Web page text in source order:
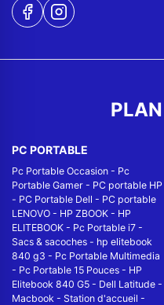
PC PORTABLE
Pc Portable Occasion - Pc
Portable Gamer - PC portable HP
- PC Portable Dell - PC portable
LENOVO - HP ZBOOK - HP
ELITEBOOK - Pc Portable i7 -
Sacs & sacoches - hp elitebook
840 g3 - Pc Portable Multimedia
- Pc Portable 15 Pouces - HP
Elitebook 840 G5 - Dell Latitude -
Macbook - Station d'accueil -